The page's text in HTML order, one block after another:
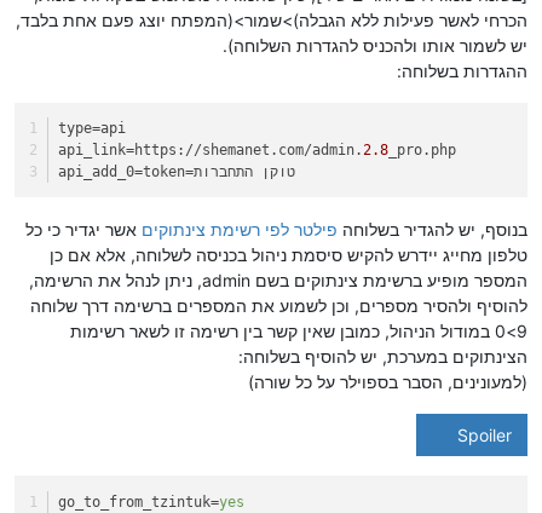
הכרחי לאשר פעילות ללא הגבלה)>שמור>(המפתח יוצג פעם אחת בלבד,
יש לשמור אותו ולהכניס להגדרות השלוחה).
ההגדרות בשלוחה:
type=api
api_link=https://shemanet.com/admin.2.8 _pro.php
api_add_0
=token=טוקן התחברות
בנוסף, יש להגדיר בשלוחה פילטר לפי רשימת צינתוקים אשר יגדיר כי כל
טלפון מחייג יידרש להקיש סיסמת ניהול בכניסה לשלוחה, אלא אם כן
המספר מופיע ברשימת צינתוקים בשם admin, ניתן לנהל את הרשימה,
להוסיף ולהסיר מספרים, וכן לשמוע את המספרים ברשימה דרך שלוחה
9>0 במודול הניהול, כמובן שאין קשר בין רשימה זו לשאר רשימות
הצינתוקים במערכת, יש להוסיף בשלוחה:
(למעונינים, הסבר בספוילר על כל שורה)
Spoiler
go_to_from_tzintuk=yes